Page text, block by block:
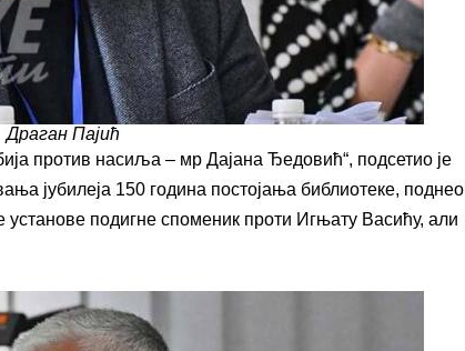
Драган Пајић
против насиља – мр Дајана Ђедовић“, подсетио је
јубилеја 150 година постојања библиотеке, поднео
подигне споменик проти Игњату Васићу, али